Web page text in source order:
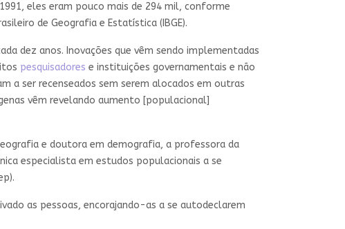
eles eram pouco mais de 294 mil, conforme
de Geografia e Estatística (IBGE).
dez anos. Inovações que vêm sendo implementadas
pesquisadores e instituições governamentais e não
a ser recenseados sem serem alocados em outras
vêm revelando aumento [populacional]
e doutora em demografia, a professora da
especialista em estudos populacionais a se
as pessoas, encorajando-as a se autodeclarem